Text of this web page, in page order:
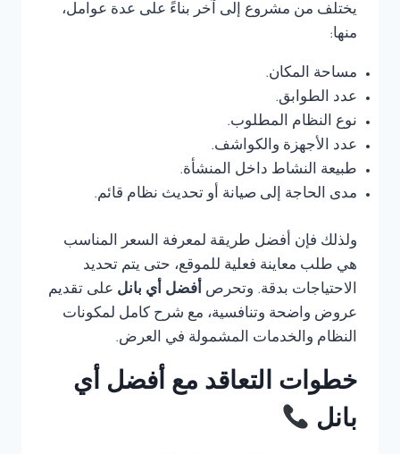
يختلف من مشروع إلى آخر بناءً على عدة عوامل،
منها:
مساحة المكان.
عدد الطوابق.
نوع النظام المطلوب.
عدد الأجهزة والكواشف.
طبيعة النشاط داخل المنشأة.
مدى الحاجة إلى صيانة أو تحديث نظام قائم.
ولذلك فإن أفضل طريقة لمعرفة السعر المناسب
هي طلب معاينة فعلية للموقع، حتى يتم تحديد
الاحتياجات بدقة. وتحرص أفضل أي بانل على تقديم
عروض واضحة وتنافسية، مع شرح كامل لمكونات
النظام والخدمات المشمولة في العرض.
خطوات التعاقد مع أفضل أي
بانل